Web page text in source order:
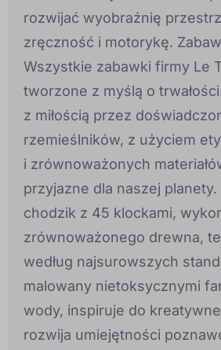
rozwijać wyobraźnię
zręczność i motorykę.
Wszystkie zabawki firmy Le
tworzone z myślą o
z miłością przez
rzemieślników, z użyciem
i zrównoważonych
przyjazne dla naszej planety.
chodzik z 45 klockami,
zrównoważonego drewna,
według najsurowszych
malowany nietoksycznymi
wody, inspiruje do
rozwija umiejętności